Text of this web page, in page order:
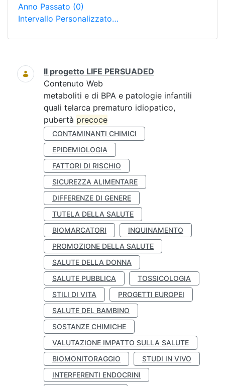
Anno Passato (0)
Intervallo Personalizzato…
Ricerca
Il progetto LIFE PERSUADED
Contenuto Web
metaboliti e di BPA e patologie infantili
quali telarca prematuro idiopatico,
pubertà precoce
CONTAMINANTI CHIMICI
EPIDEMIOLOGIA
FATTORI DI RISCHIO
SICUREZZA ALIMENTARE
DIFFERENZE DI GENERE
TUTELA DELLA SALUTE
BIOMARCATORI
INQUINAMENTO
PROMOZIONE DELLA SALUTE
SALUTE DELLA DONNA
SALUTE PUBBLICA
TOSSICOLOGIA
STILI DI VITA
PROGETTI EUROPEI
SALUTE DEL BAMBINO
SOSTANZE CHIMICHE
VALUTAZIONE IMPATTO SULLA SALUTE
BIOMONITORAGGIO
STUDI IN VIVO
INTERFERENTI ENDOCRINI